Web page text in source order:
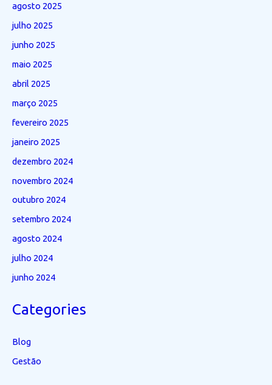
agosto 2025
julho 2025
junho 2025
maio 2025
abril 2025
março 2025
fevereiro 2025
janeiro 2025
dezembro 2024
novembro 2024
outubro 2024
setembro 2024
agosto 2024
julho 2024
junho 2024
Categories
Blog
Gestão